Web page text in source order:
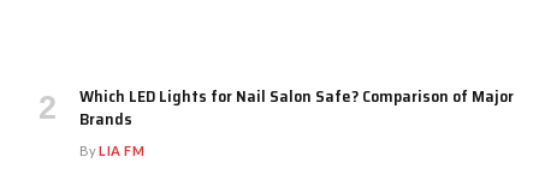
Which LED Lights for Nail Salon Safe? Comparison of Major
Brands
ByLIA FM